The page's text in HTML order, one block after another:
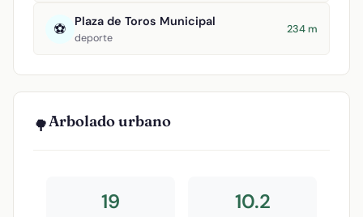
⚽ Plaza de Toros Municipal
deporte
234 m
🌳Arbolado urbano
19 10.2